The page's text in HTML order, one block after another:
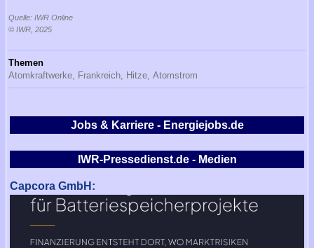
Quelle: IWR Online
© IWR, 2025
Themen
Atomkraftwerke, Frankreich, Hitze, Atomstrom
Jobs & Karriere - Energiejobs.de
IWR-Pressedienst.de - Medien
Capcora GmbH: